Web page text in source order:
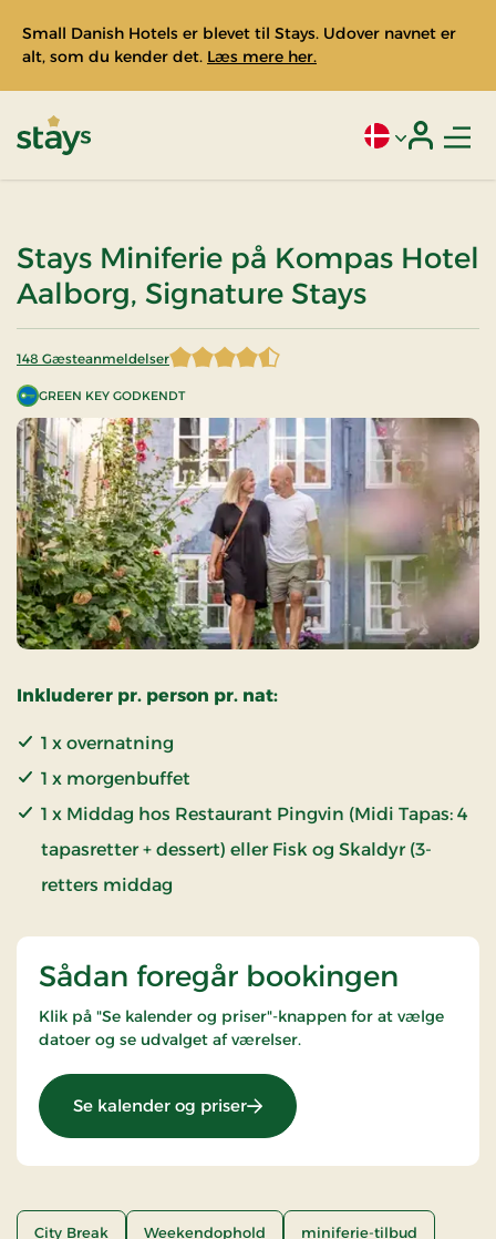
Small Danish Hotels er blevet til Stays. Udover navnet er
alt, som du kender det. Læs mere her.
Aktivt sprog:
Stays Miniferie på Kompas Hotel
Aalborg, Signature Stays
GREEN KEY GODKENDT
148 Gæsteanmeldelser
4,766892 af 5 stjerner
Inkluderer pr. person pr. nat:
1 x overnatning
1 x morgenbuffet
1 x Middag hos Restaurant Pingvin (Midi Tapas: 4
tapasretter + dessert) eller Fisk og Skaldyr (3-
retters middag
Sådan foregår bookingen
Klik på "Se kalender og priser"-knappen for at vælge
datoer og se udvalget af værelser.
Se kalender og priser: Stays Miniferie
City Break Weekendophold miniferie-tilbud